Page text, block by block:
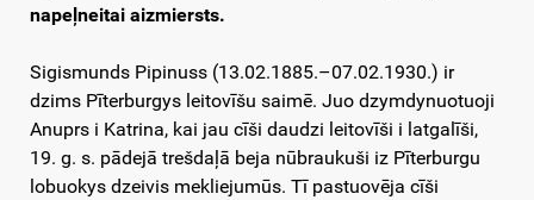
napeļneitai aizmiersts.
Sigismunds Pipinuss (13.02.1885.–07.02.1930.) ir
dzims Pīterburgys leitovīšu saimē. Juo dzymdynuotuoji
Anuprs i Katrina, kai jau cīši daudzi leitovīši i latgalīši,
19. g. s. pādejā trešdaļā beja nūbraukuši iz Pīterburgu
lobuokys dzeivis mekliejumūs. Tī pastuovēja cīši